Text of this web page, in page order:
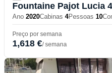
Fountaine Pajot Lucia
Ano 2020Cabinas 4Pessoas 10
Preço por semana
1,618 €/ semana